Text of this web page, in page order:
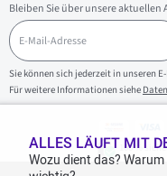
Bleiben Sie über unsere
E
-
M
a
i
l
Sie können sich jederzeit in unseren
Für weitere Informationen siehe
100 %
ALLES LÄUFT MIT
Wozu dient das?